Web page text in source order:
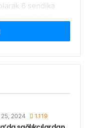
6 sendika
çalıştığı
olan işçiler
tüm
çalışıyorlar.
25, 2024 1.119